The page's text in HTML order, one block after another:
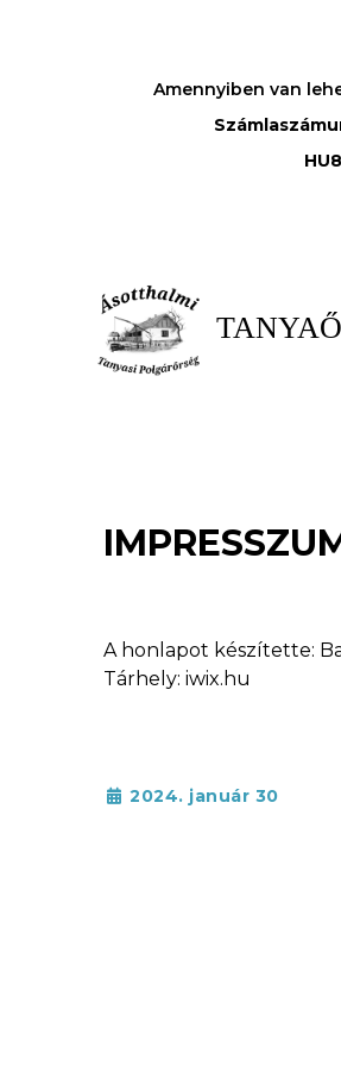
Amennyiben van
A honlapot készítette:
Tárhely: iwix.hu
2024. január 30